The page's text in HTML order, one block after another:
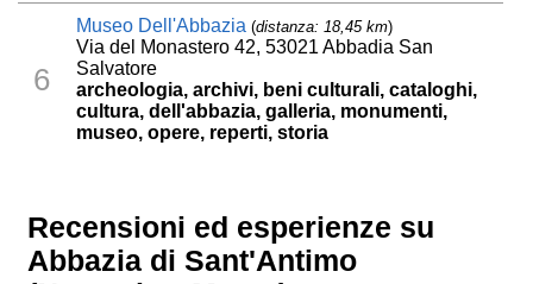
6
Museo Dell'Abbazia (distanza: 18,45 km)
Via del Monastero 42, 53021 Abbadia San
Salvatore
archeologia, archivi, beni culturali, cataloghi,
cultura, dell'abbazia, galleria, monumenti,
museo, opere, reperti, storia
Recensioni ed esperienze su
Abbazia di Sant'Antimo